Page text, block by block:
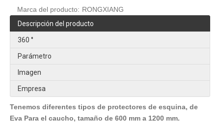
Marca del producto: RONGXIANG
Descripción del producto
360 °
Parámetro
Imagen
Empresa
Tenemos diferentes tipos de protectores de esquina, de
Eva Para el caucho, tamaño de 600 mm a 1200 mm.